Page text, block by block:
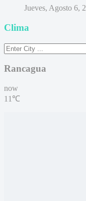
Jueves, Agosto 6,
Clima
Rancagua
now
11℃